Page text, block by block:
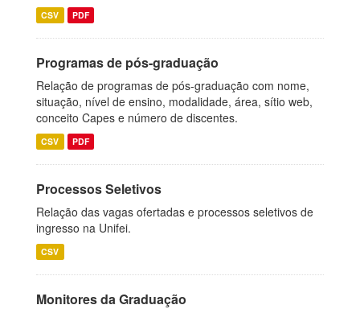
CSV PDF
Programas de pós-graduação
Relação de programas de pós-graduação com nome,
situação, nível de ensino, modalidade, área, sítio web,
conceito Capes e número de discentes.
CSV PDF
Processos Seletivos
Relação das vagas ofertadas e processos seletivos de
ingresso na Unifei.
CSV
Monitores da Graduação